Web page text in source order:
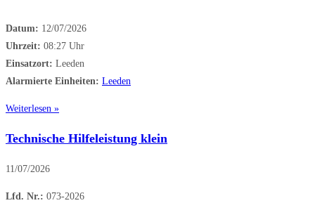
Datum: 12/07/2026
Uhrzeit: 08:27 Uhr
Einsatzort: Leeden
Alarmierte Einheiten: Leeden
Weiterlesen »
Technische Hilfeleistung klein
11/07/2026
Lfd. Nr.: 073-2026